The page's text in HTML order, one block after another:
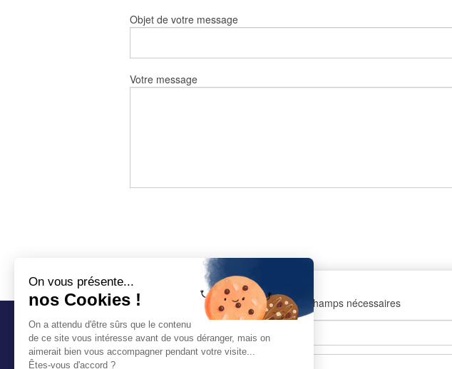
Objet de votre message
Votre message
NEWSLETTER «*» indique les champs nécessaires
On vous présente...
nos Cookies !
On a attendu d'être sûrs que le contenu
de ce site vous intéresse avant de vous déranger, mais on
aimerait bien vous accompagner pendant votre visite...
Êtes-vous d'accord ?